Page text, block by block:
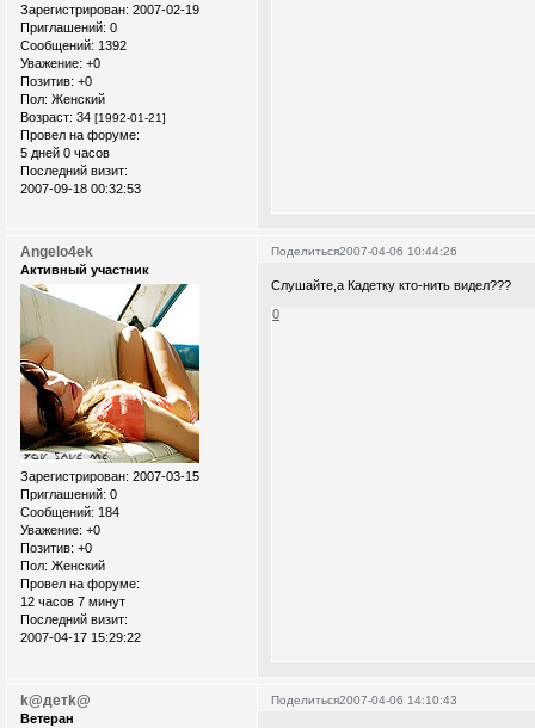
Зарегистрирован: 2007-02-19
Приглашений: 0
Сообщений: 1392
Уважение: +0
Позитив: +0
Пол: Женский
Возраст: 34 [1992-01-21]
Провел на форуме:
5 дней 0 часов
Последний визит:
2007-09-18 00:32:53
Поделиться2007-04-06 10:44:26
Angelo4ek
Активный участник
Зарегистрирован: 2007-03-15
Приглашений: 0
Сообщений: 184
Уважение: +0
Позитив: +0
Пол: Женский
Провел на форуме:
12 часов 7 минут
Последний визит:
2007-04-17 15:29:22
Слушайте,а Кадетку кто-нить видел???
0
Поделиться2007-04-06 14:10:43
k@детk@
Ветеран